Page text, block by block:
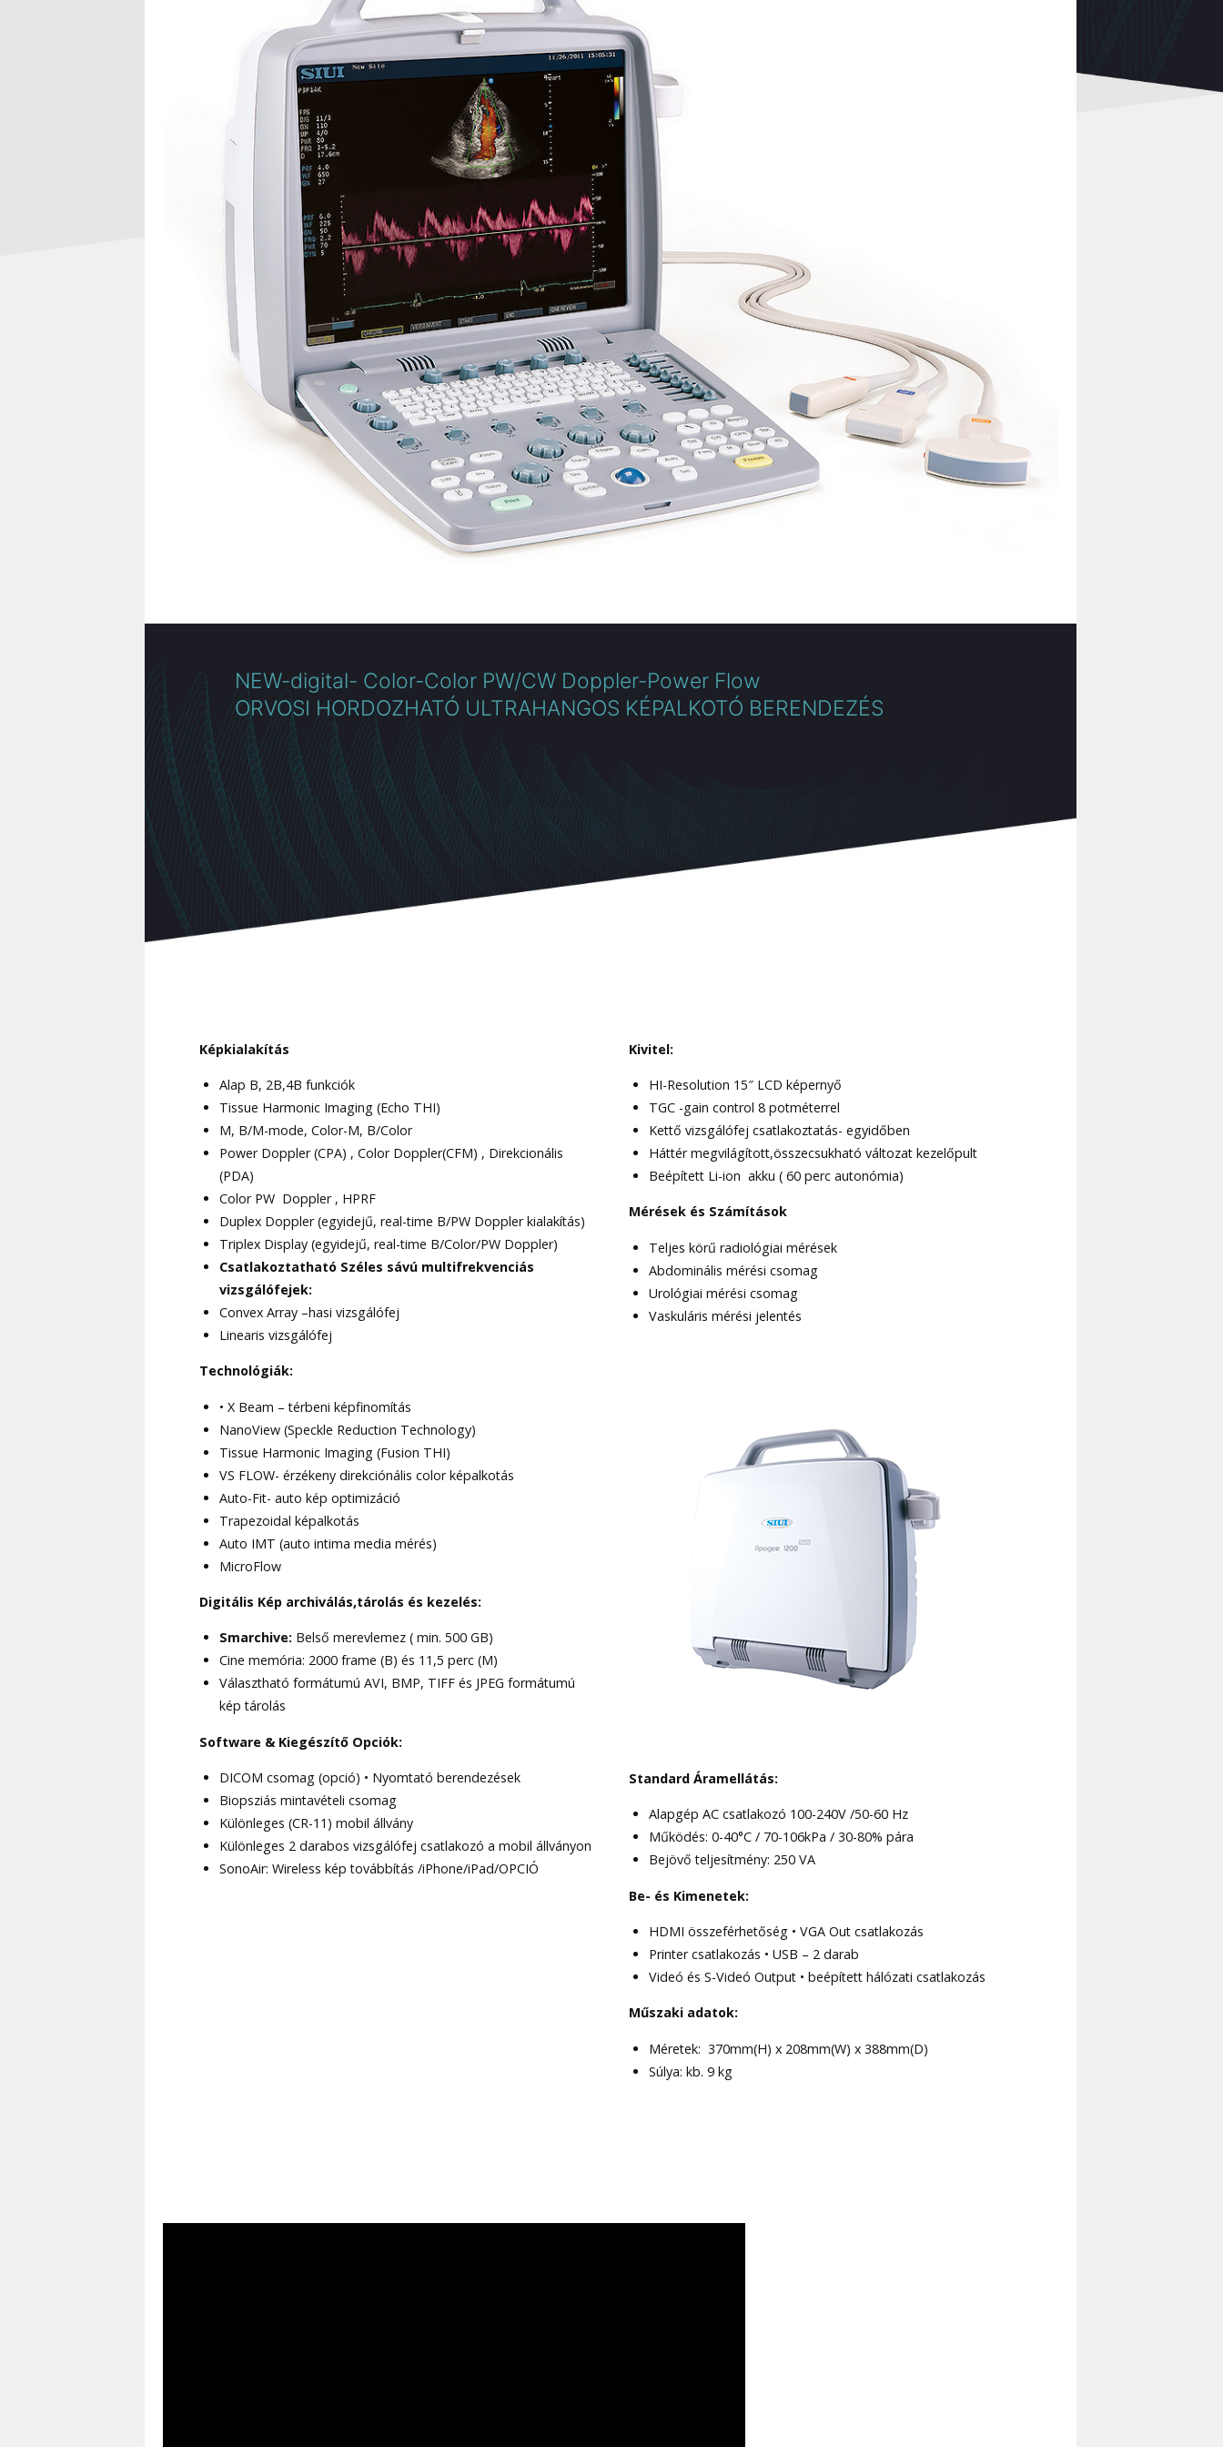
NEW-digital- Color-Color PW/CW Doppler-Power Flow
ORVOSI HORDOZHATÓ ULTRAHANGOS KÉPALKOTÓ BERENDEZÉS
Képkialakítás
Alap B, 2B,4B funkciók
Tissue Harmonic Imaging (Echo THI)
M, B/M-mode, Color-M, B/Color
Power Doppler (CPA) , Color Doppler(CFM) , Direkcionális
(PDA)
Color PW Doppler , HPRF
Duplex Doppler (egyidejű, real-time B/PW Doppler kialakítás)
Triplex Display (egyidejű, real-time B/Color/PW Doppler)
Csatlakoztatható Széles sávú multifrekvenciás
vizsgálófejek:
Convex Array –hasi vizsgálófej
Linearis vizsgálófej
Technológiák:
• X Beam – térbeni képfinomítás
NanoView (Speckle Reduction Technology)
Tissue Harmonic Imaging (Fusion THI)
VS FLOW- érzékeny direkciónális color képalkotás
Auto-Fit- auto kép optimizáció
Trapezoidal képalkotás
Auto IMT (auto intima media mérés)
MicroFlow
Digitális Kép archiválás,tárolás és kezelés:
Smarchive: Belső merevlemez ( min. 500 GB)
Cine memória: 2000 frame (B) és 11,5 perc (M)
Választható formátumú AVI, BMP, TIFF és JPEG formátumú
kép tárolás
Software & Kiegészítő Opciók:
DICOM csomag (opció) • Nyomtató berendezések
Biopsziás mintavételi csomag
Különleges (CR-11) mobil állvány
Különleges 2 darabos vizsgálófej csatlakozó a mobil állványon
SonoAir: Wireless kép továbbítás /iPhone/iPad/OPCIÓ
Kivitel:
HI-Resolution 15″ LCD képernyő
TGC -gain control 8 potméterrel
Kettő vizsgálófej csatlakoztatás- egyidőben
Háttér megvilágított,összecsukható változat kezelőpult
Beépített Li-ion akku ( 60 perc autonómia)
Mérések és Számítások
Teljes körű radiológiai mérések
Abdominális mérési csomag
Urológiai mérési csomag
Vaskuláris mérési jelentés
Standard Áramellátás:
Alapgép AC csatlakozó 100-240V /50-60 Hz
Működés: 0-40°C / 70-106kPa / 30-80% pára
Bejövő teljesítmény: 250 VA
Be- és Kimenetek:
HDMI összeférhetőség • VGA Out csatlakozás
Printer csatlakozás • USB – 2 darab
Videó és S-Videó Output • beépített hálózati csatlakozás
Műszaki adatok:
Méretek: 370mm(H) x 208mm(W) x 388mm(D)
Súlya: kb. 9 kg